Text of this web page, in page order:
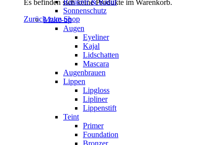
Es befinden sich keine Produkte im Warenkorb.
Zurück zum Shop
Rasierer & Rasur
Sonnenschutz
Make-up
Augen
Eyeliner
Kajal
Lidschatten
Mascara
Augenbrauen
Lippen
Lipgloss
Lipliner
Lippenstift
Teint
Primer
Foundation
Bronzer